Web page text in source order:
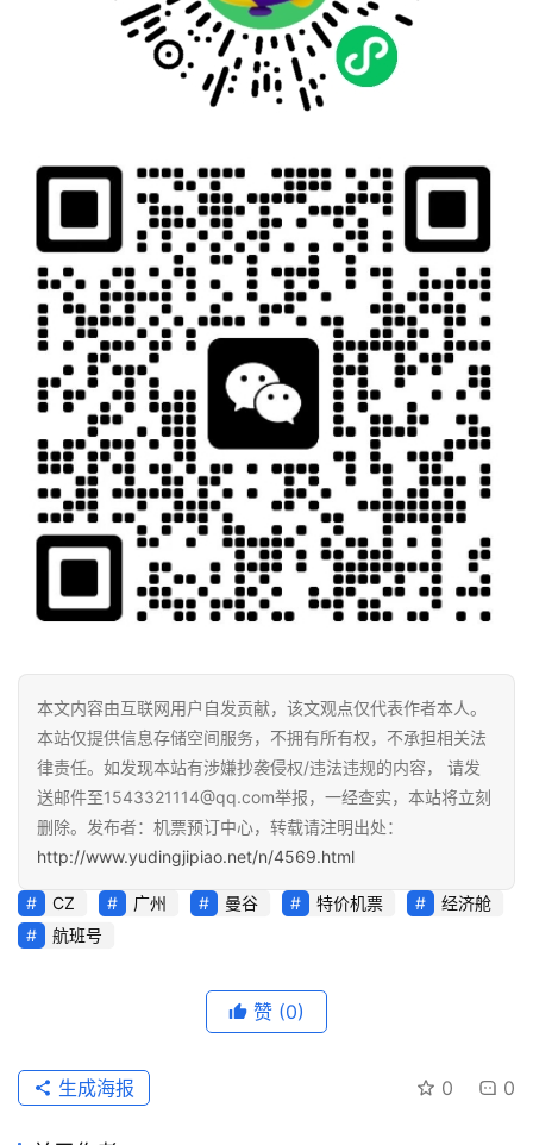
本文内容由互联网用户自发贡献，该文观点仅代表作者本人。
本站仅提供信息存储空间服务，不拥有所有权，不承担相关法
律责任。如发现本站有涉嫌抄袭侵权/违法违规的内容， 请发
送邮件至1543321114@qq.com举报，一经查实，本站将立刻
删除。发布者：机票预订中心，转载请注明出处：
http://www.yudingjipiao.net/n/4569.html
CZ 广州 曼谷 特价机票
经济舱
航班号
赞 (0)
0 0
生成海报